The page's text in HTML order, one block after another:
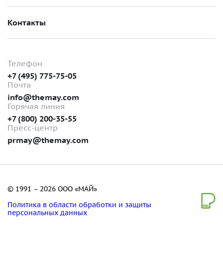
Контакты
Телефон
+7 (495) 775-75-05
Почта
info@themay.com
Горячая линия
+7 (800) 200-35-55
Пресс-центр
prmay@themay.com
© 1991 – 2026 ООО «МАЙ»
Политика в области обработки и защиты
персональных данных